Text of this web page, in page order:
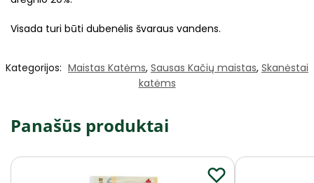
Visada turi būti dubenėlis švaraus vandens.
Kategorijos: Maistas Katėms, Sausas Kačių maistas, Skanėstai
katėms
Panašūs produktai